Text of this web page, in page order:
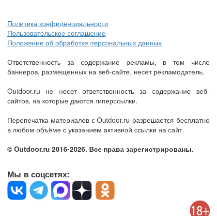
Политика конфиденциальности
Пользовательское соглашение
Положение об обработке персональных данных
Ответственность за содержание рекламы, в том числе
баннеров, размещенных на веб-сайте, несет рекламодатель.
Outdoor.ru не несет ответственность за содержание веб-
сайтов, на которые даются гиперссылки.
Перепечатка материалов с Outdoor.ru разрешается бесплатно
в любом объёме с указанием активной ссылки на сайт.
© Outdoor.ru 2016-2026. Все права зарегистрированы.
Мы в соцсетях: